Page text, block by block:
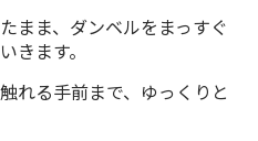
まま、ダンベルをまっすぐ
きます。
れる手前まで、ゆっくりと